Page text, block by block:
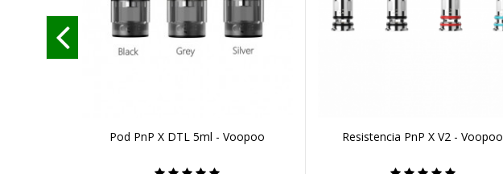
Pod PnP X DTL 5ml - Voopoo Resistencia PnP X V2 - Voopoo